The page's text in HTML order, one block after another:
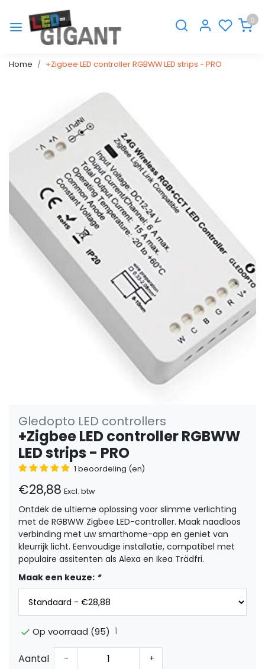
0
Home +Zigbee LED controller RGBWW LED strips - PRO
Gledopto LED controllers
+Zigbee LED controller RGBWW
LED strips - PRO
1 beoordeling (en)
€28,88 Excl. btw
Ontdek de ultieme oplossing voor slimme verlichting
met de RGBWW Zigbee LED-controller. Maak naadloos
verbinding met uw smarthome-app en geniet van
kleurrijk licht. Eenvoudige installatie, compatibel met
populaire assitenten als Alexa en Ikea Trädfri.
Maak een keuze: *
Op voorraad (95) 1
Aantal - +